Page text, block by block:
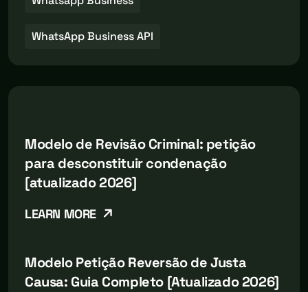
WhatsApp Business API
Modelo de Revisão Criminal: petição
para desconstituir condenação
[atualizado 2026]
LEARN MORE
Modelo Petição Reversão de Justa
Causa: Guia Completo [Atualizado 2026]